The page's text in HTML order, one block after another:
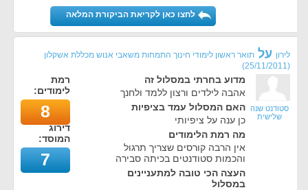
לחצו כאן לקריאת הביקורת המלאה
לירון על תואר ראשון לימודי חינוך התמחות משאבי אנוש מכללת אשקלון
(
25/11/2011
)
סטודנט שנה
שלישית
מדוע בחרתי במסלול זה
אהבה לילדים ורצון ללמד ולחנך
האם המסלול עמד בציפיות
כן ענה על ציפיותי
מה רמת הלימודים
אין הרבה קורסים שצריך תרגול
והכמות סטודנטים בכיתה סבירה
העצה הכי טובה למתעניינים
במסלול
רמת
לימודים:
8
דירוג
המוסד:
7